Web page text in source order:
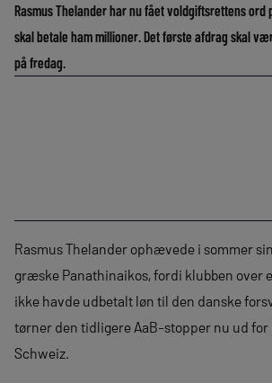
Rasmus Thelander har nu fået voldgiftsrettens ord
skal betale ham millioner. Det første afdrag skal
på fredag.
Rasmus Thelander ophævede i sommer
græske Panathinaikos, fordi klubben over
ikke havde udbetalt løn til den danske
tørner den tidligere AaB-stopper nu ud for
Schweiz.